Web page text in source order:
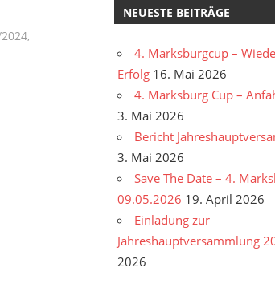
,
NEUESTE BEITRÄGE
4. Marksburgcup –
Erfolg 16. Mai 2026
4. Marksburg Cup –
3. Mai 2026
Bericht
3. Mai 2026
Save The Date – 4.
09.05.2026 19. April 2026
Einladung zur
Jahreshauptversammlung
2026